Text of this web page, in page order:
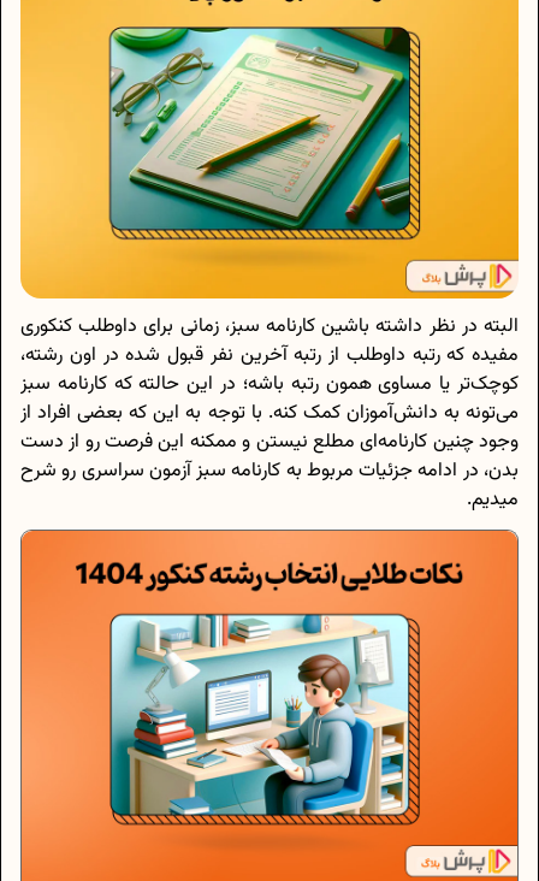
البته در نظر داشته باشین کارنامه سبز، زمانی برای داوطلب کنکوری
مفیده که رتبه داوطلب از رتبه آخرین نفر قبول شده در اون رشته،
کوچک‌‌تر یا مساوی همون رتبه باشه؛ در این حالته که کارنامه سبز
می‌تونه به دانش‌آموزان کمک کنه. با توجه به این‌ که بعضی افراد از
وجود چنین کارنامه‌ای مطلع نیستن و ممکنه این فرصت رو از دست
بدن، در ادامه جزئیات مربوط به کارنامه سبز آزمون سراسری رو شرح
میدیم.